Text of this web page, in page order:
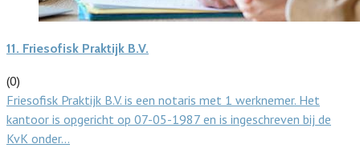
11. Friesofisk Praktijk B.V.
(0)
Friesofisk Praktijk B.V. is een notaris met 1 werknemer. Het
kantoor is opgericht op 07-05-1987 en is ingeschreven bij de
KvK onder…